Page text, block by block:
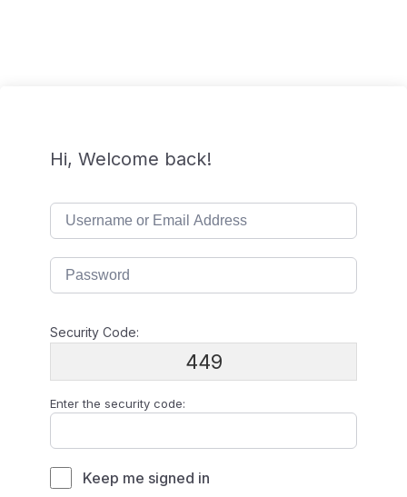
Hi, Welcome back!
Security Code:
449
Enter the security code:
Keep me signed in